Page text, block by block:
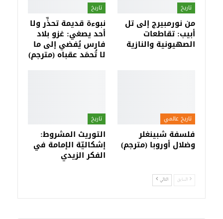
تاريخ
من نورمبيرج إلى تل
أبيب: تقاطعات
الصهيونية والنازية
تاريخ
نبوءة قديمة تحذِّر ولا
أحد يصغي: غزو بلاد
فارس يُفضي إلى ما
لا تُحمَد عقباه (مترجم)
تاريخ عالمي
فلسفة شبينغلر
وضلال أوروبا (مترجم)
تاريخ
التوريث المشروط:
إشكاليّة الإمامة في
الفكر الزيدي
السابق التالي